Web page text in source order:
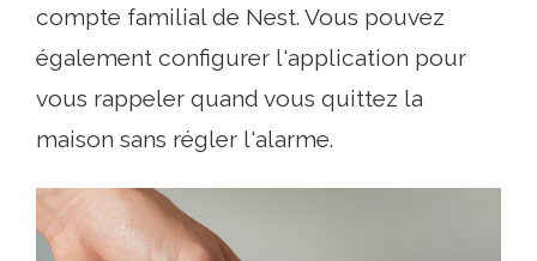
compte familial de Nest. Vous pouvez
également configurer l'application pour
vous rappeler quand vous quittez la
maison sans régler l'alarme.